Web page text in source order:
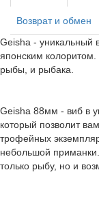
Возврат и обмен
Geisha - уникальный
японским колоритом.
рыбы, и рыбака.
Geisha 88мм - виб в
который позволит
трофейных
небольшой
только рыбу, но и